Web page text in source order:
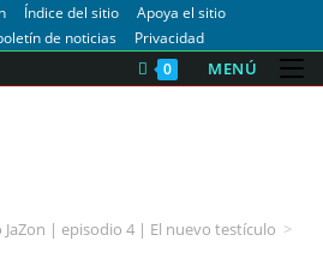
Índice del sitio
Apoya el sitio
de noticias
Privacidad
0
MENÚ
JaZon | episodio 4 | El nuevo testículo >